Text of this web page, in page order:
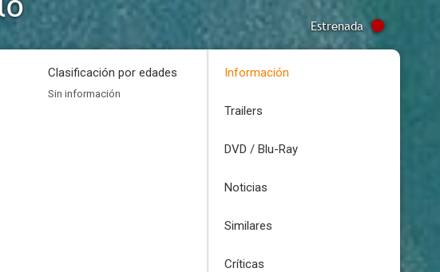
Estrenada
Clasificación por edades
Sin información
Información
Trailers
DVD / Blu-Ray
Noticias
Similares
Críticas